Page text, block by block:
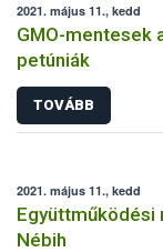
2021. május 11., kedd
GMO-mentesek
petúniák
TOVÁBB
2021. május 11., kedd
Együttműködési
Nébih